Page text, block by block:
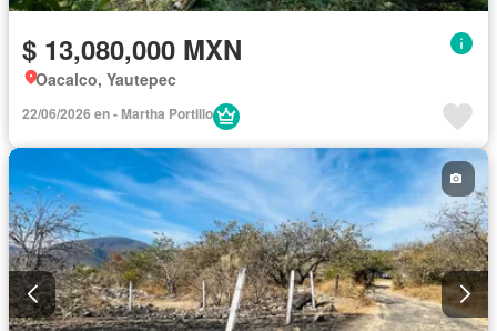
$ 13,080,000 MXN
Oacalco, Yautepec
22/06/2026 en - Martha Portillo